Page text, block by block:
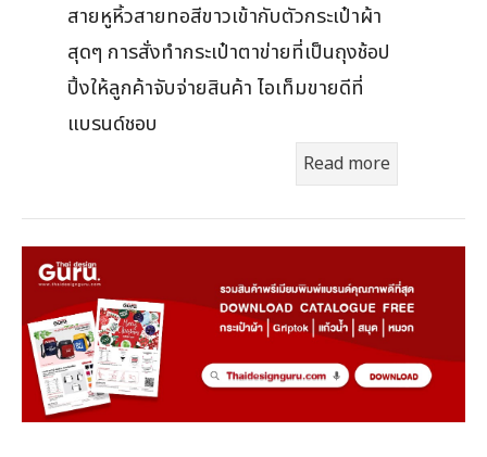
สายหูหิ้วสายทอสีขาวเข้ากับตัวกระเป๋าผ้า
สุดๆ การสั่งทำกระเป๋าตาข่ายที่เป็นถุงช้อป
ปิ้งให้ลูกค้าจับจ่ายสินค้า ไอเท็มขายดีที่
แบรนด์ชอบ
Read more